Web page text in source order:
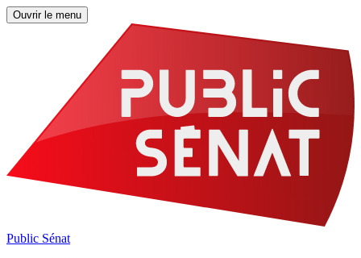
Ouvrir le menu
Public Sénat